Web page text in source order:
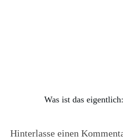
Was ist das
Hinterlasse einen